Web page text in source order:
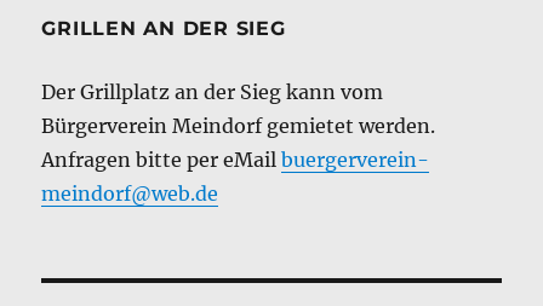
GRILLEN AN DER SIEG
Der Grillplatz an der Sieg kann vom
Bürgerverein Meindorf gemietet werden.
Anfragen bitte per eMailbuergerverein-
meindorf@web.de